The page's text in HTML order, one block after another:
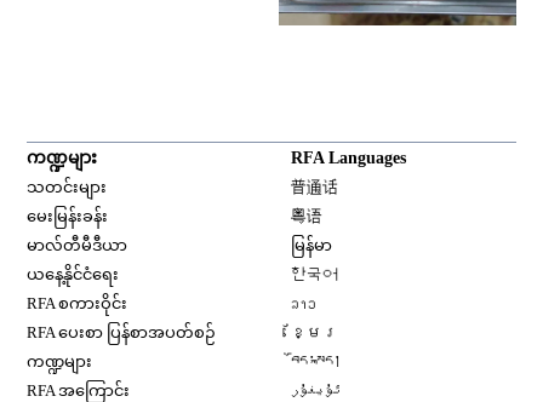
ကဏ္ဍများ
သတင်းများ
မေးမြန်းခန်း
မာလ်တီမီဒီယာ
ယနေ့နိုင်ငံရေး
RFA စကားဝိုင်း
RFA ပေးစာ ပြန်စာအပတ်စဉ်
ကဏ္ဍများ
RFA အကြောင်း
RFA Languages
普通话
粤语
မြန်မာ
한국어
ລາວ
ខ្មែរ
བོད་སྐད།
ئۇيغۇر